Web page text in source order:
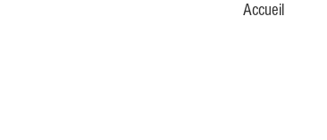
Accueil